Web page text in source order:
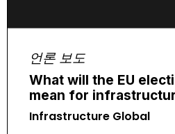
언론 보도
What will the EU
mean for
Infrastructure Global